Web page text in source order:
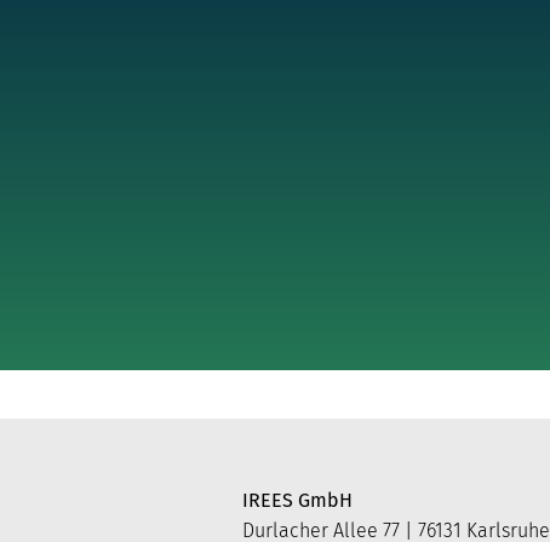
IREES GmbH
Durlacher Allee 77 | 76131 Karlsruhe